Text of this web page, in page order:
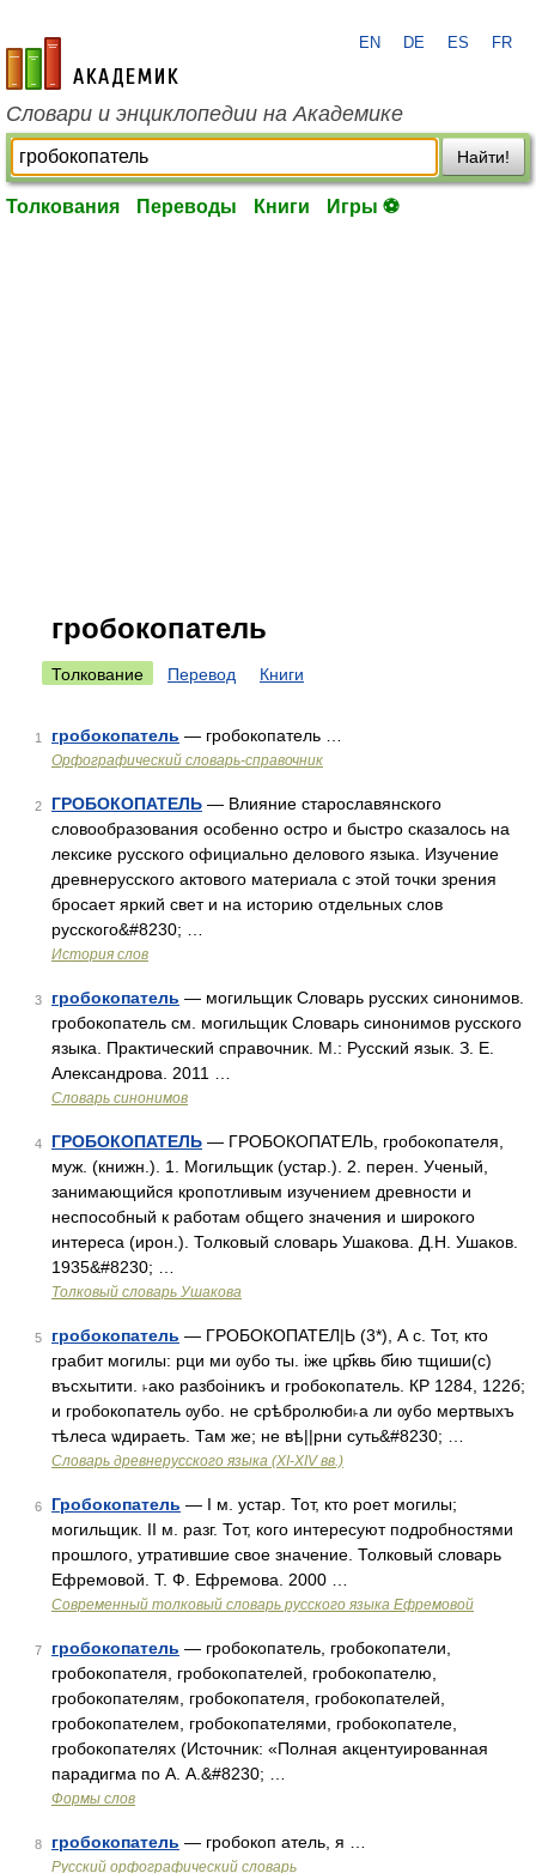
academic.ru
EN DE ES FR
Словари и энциклопедии на Академике
Найти!
Толкования Переводы Книги Игры ⚽
гробокопатель
Толкование Перевод Книги
1 гробокопатель — гробокопатель …
Орфографический словарь-справочник
2 ГРОБОКОПАТЕЛЬ — Влияние старославянского
словообразования особенно остро и быстро сказалось на
лексике русского официально делового языка. Изучение
древнерусского актового материала с этой точки зрения
бросает яркий свет и на историю отдельных слов
русского&#8230; …
История слов
3 гробокопатель — могильщик Словарь русских синонимов.
гробокопатель см. могильщик Словарь синонимов русского
языка. Практический справочник. М.: Русский язык. З. Е.
Александрова. 2011 …
Словарь синонимов
4 ГРОБОКОПАТЕЛЬ — ГРОБОКОПАТЕЛЬ, гробокопателя,
муж. (книжн.). 1. Могильщик (устар.). 2. перен. Ученый,
занимающийся кропотливым изучением древности и
неспособный к работам общего значения и широкого
интереса (ирон.). Толковый словарь Ушакова. Д.Н. Ушаков.
1935&#8230; …
Толковый словарь Ушакова
5 гробокопатель — ГРОБОКОПАТЕЛ|Ь (3*), А с. Тот, кто
грабит могилы: рци ми ѹбо ты. іже цр҃квь б҃ию тщиши(с)
въсхытити. ˫ако разбоіникъ и гробокопатель. КР 1284, 122б;
и гробокопатель ѹбо. не срѣбролюби˫а ли ѹбо мертвыхъ
тѣлеса ѡдираеть. Там же; не вѣ||рни суть&#8230; …
Словарь древнерусского языка (XI-XIV вв.)
6 Гробокопатель — I м. устар. Тот, кто роет могилы;
могильщик. II м. разг. Тот, кого интересуют подробностями
прошлого, утратившие свое значение. Толковый словарь
Ефремовой. Т. Ф. Ефремова. 2000 …
Современный толковый словарь русского языка Ефремовой
7 гробокопатель — гробокопатель, гробокопатели,
гробокопателя, гробокопателей, гробокопателю,
гробокопателям, гробокопателя, гробокопателей,
гробокопателем, гробокопателями, гробокопателе,
гробокопателях (Источник: «Полная акцентуированная
парадигма по А. А.&#8230; …
Формы слов
8 гробокопатель — гробокоп атель, я …
Русский орфографический словарь